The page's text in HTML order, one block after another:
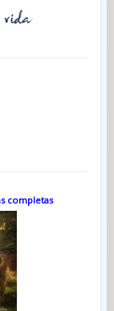
completas